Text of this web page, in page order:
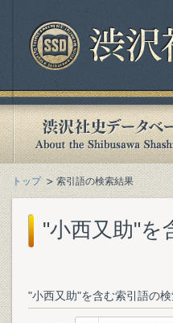
トップ 索引語の検索結果
"小西又助"を
"小西又助"を含む索引語の